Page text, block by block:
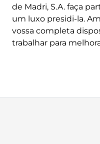
de Madri, S.A. faça
um luxo presidi-la.
vossa completa
trabalhar para